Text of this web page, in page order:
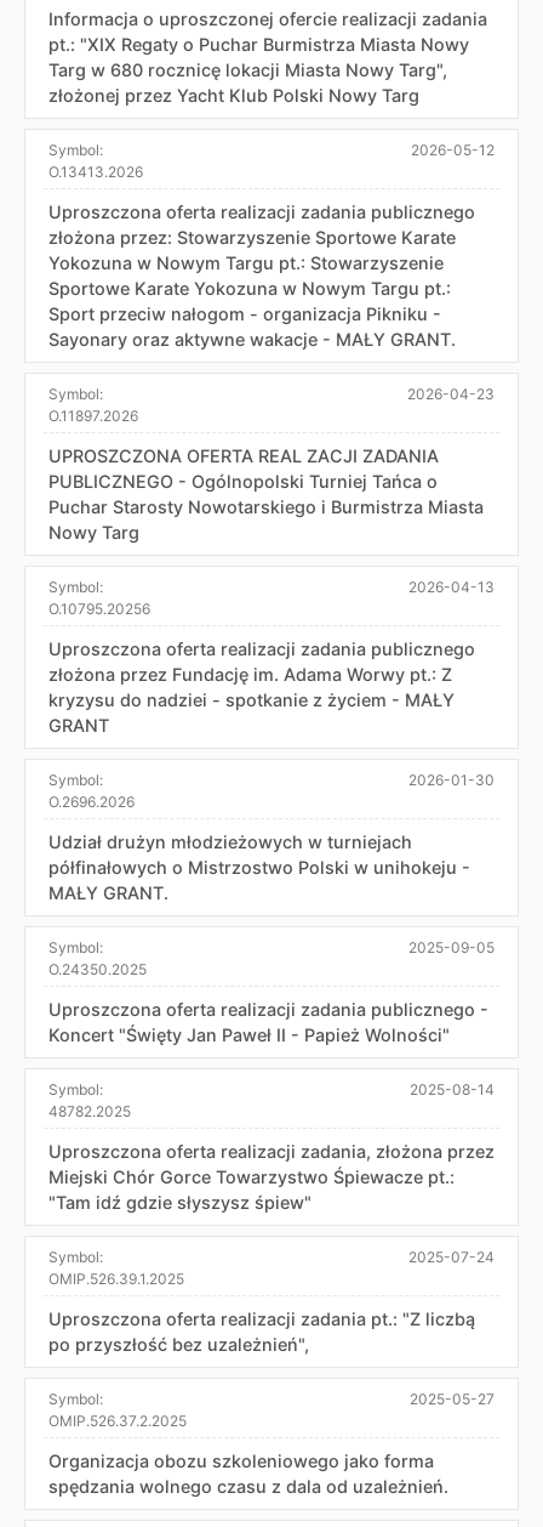
Informacja o uproszczonej ofercie realizacji zadania
pt.: "XIX Regaty o Puchar Burmistrza Miasta Nowy
Targ w 680 rocznicę lokacji Miasta Nowy Targ",
złożonej przez Yacht Klub Polski Nowy Targ
Symbol:
O.13413.2026
2026-05-12
Uproszczona oferta realizacji zadania publicznego
złożona przez: Stowarzyszenie Sportowe Karate
Yokozuna w Nowym Targu pt.: Stowarzyszenie
Sportowe Karate Yokozuna w Nowym Targu pt.:
Sport przeciw nałogom - organizacja Pikniku -
Sayonary oraz aktywne wakacje - MAŁY GRANT.
Symbol:
O.11897.2026
2026-04-23
UPROSZCZONA OFERTA REAL ZACJI ZADANIA
PUBLICZNEGO - Ogólnopolski Turniej Tańca o
Puchar Starosty Nowotarskiego i Burmistrza Miasta
Nowy Targ
Symbol:
O.10795.20256
2026-04-13
Uproszczona oferta realizacji zadania publicznego
złożona przez Fundację im. Adama Worwy pt.: Z
kryzysu do nadziei - spotkanie z życiem - MAŁY
GRANT
Symbol:
O.2696.2026
2026-01-30
Udział drużyn młodzieżowych w turniejach
półfinałowych o Mistrzostwo Polski w unihokeju -
MAŁY GRANT.
Symbol:
O.24350.2025
2025-09-05
Uproszczona oferta realizacji zadania publicznego -
Koncert "Święty Jan Paweł II - Papież Wolności"
Symbol:
48782.2025
2025-08-14
Uproszczona oferta realizacji zadania, złożona przez
Miejski Chór Gorce Towarzystwo Śpiewacze pt.:
"Tam idź gdzie słyszysz śpiew"
Symbol:
OMIP.526.39.1.2025
2025-07-24
Uproszczona oferta realizacji zadania pt.: "Z liczbą
po przyszłość bez uzależnień",
Symbol:
OMIP.526.37.2.2025
2025-05-27
Organizacja obozu szkoleniowego jako forma
spędzania wolnego czasu z dala od uzależnień.